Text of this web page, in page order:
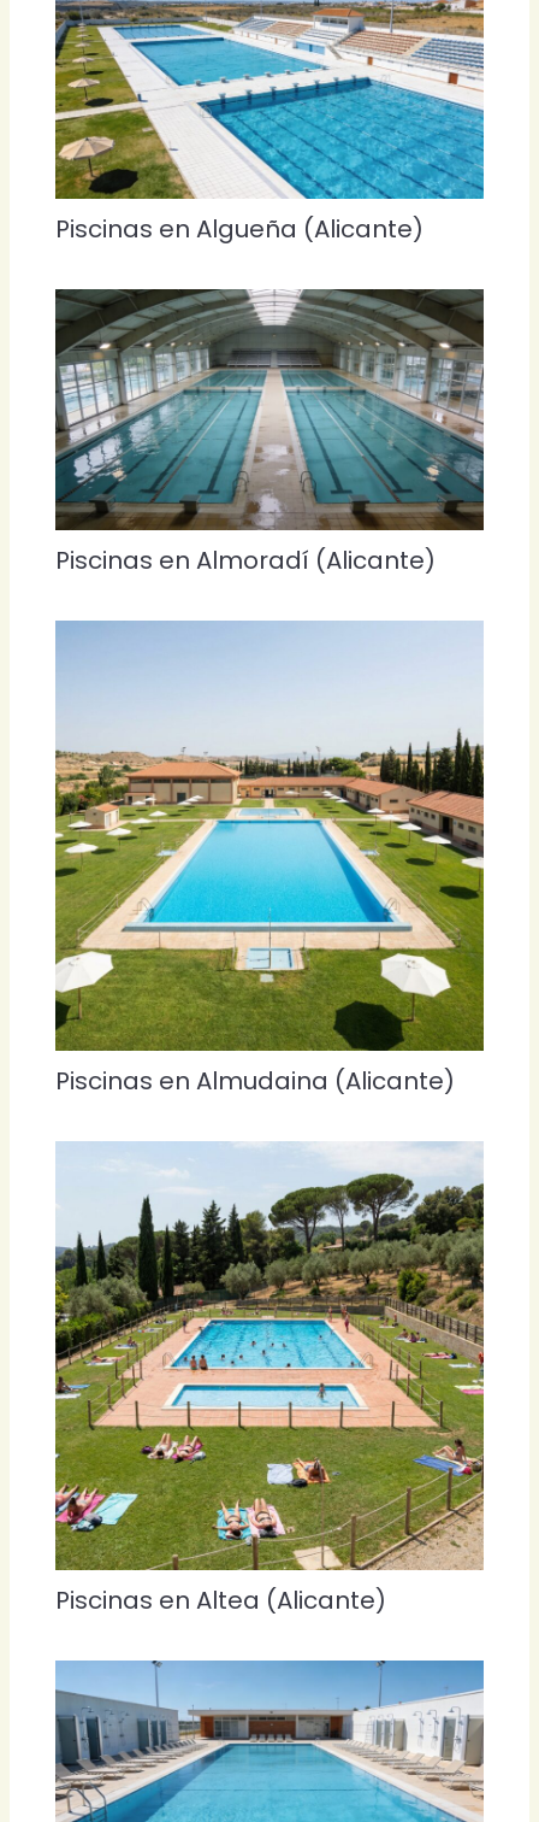
Piscinas en Algueña (Alicante)
Piscinas en Almoradí (Alicante)
Piscinas en Almudaina (Alicante)
Piscinas en Altea (Alicante)